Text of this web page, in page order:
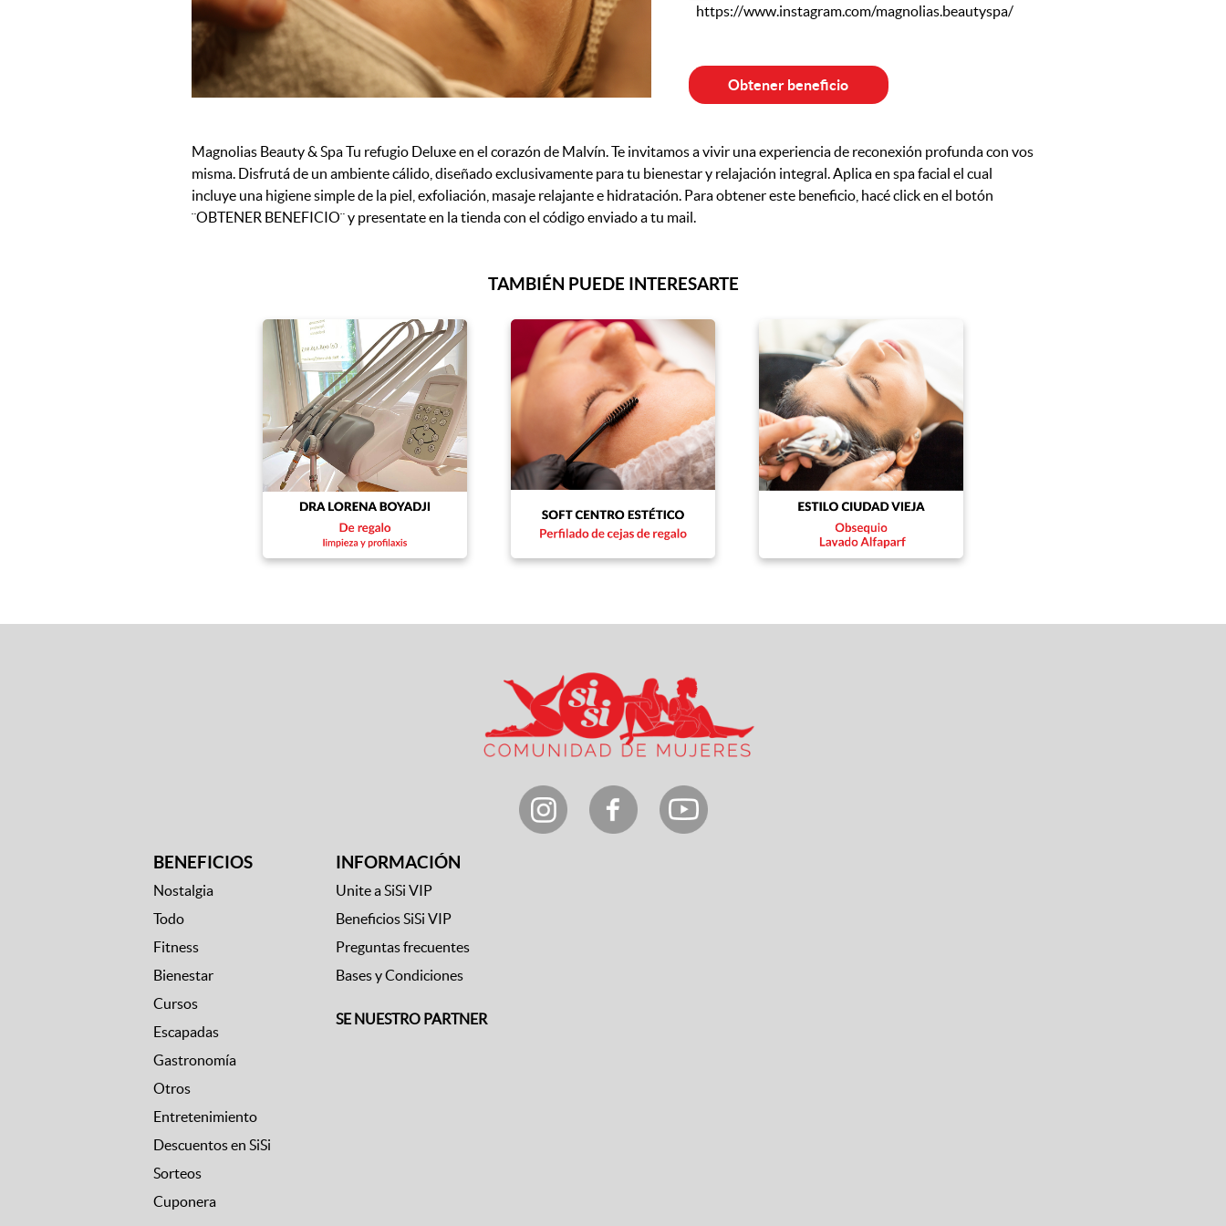
https://www.instagram.com/magnolias.beautyspa/
Obtener beneficio
Magnolias Beauty & Spa Tu refugio Deluxe en el corazón de Malvín. Te invitamos a vivir una experiencia de reconexión profunda con vos
misma. Disfrutá de un ambiente cálido, diseñado exclusivamente para tu bienestar y relajación integral. Aplica en spa facial el cual
incluye una higiene simple de la piel, exfoliación, masaje relajante e hidratación. Para obtener este beneficio, hacé click en el botón
¨OBTENER BENEFICIO¨ y presentate en la tienda con el código enviado a tu mail.
TAMBIÉN PUEDE INTERESARTE
BENEFICIOS
Nostalgia
Todo
Fitness
Bienestar
Cursos
Escapadas
Gastronomía
Otros
Entretenimiento
Descuentos en SiSi
Sorteos
Cuponera
INFORMACIÓN
Unite a SiSi VIP
Beneficios SiSi VIP
Preguntas frecuentes
Bases y Condiciones
SE NUESTRO PARTNER